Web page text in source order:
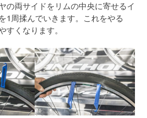
の両サイドをリムの中央に寄せるイ
1周揉んでいきます。これをやる
すくなります。